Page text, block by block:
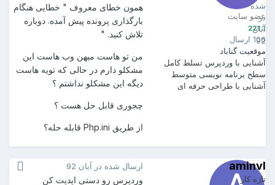
شده
در
آبان
92
عضو سایت
221
106 ارسال
موقعیتگناباد
آشنایی با وردپرس تسلط کامل
سطح برنامه نویسی متوسط
آشنایی با طراحی حرفه ای
همون خطای معروف " خطایی هنگام
بارگذاری پرونده پیش آمده. دوباره
تلاش کنید. "
من تو هاست میهن وب هاست این
مشکلو دارم در حالی که تویه هاست
دیگه این مشکلو نداشتم ؟
چجوری قابل حل هست ؟
از طریق Php.ini قابله حله؟
aminvl
تازه کار
ارسال شده در آبان 92
وردپرس رو دستی اپدیت کن